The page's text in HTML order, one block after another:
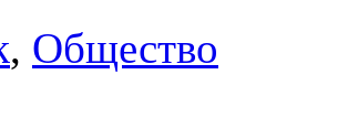
, Общество